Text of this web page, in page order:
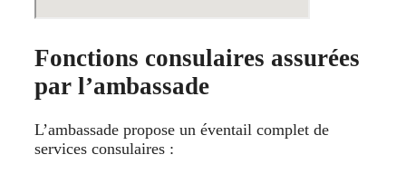
Fonctions consulaires assurées
par l’ambassade
L’ambassade propose un éventail complet de
services consulaires :